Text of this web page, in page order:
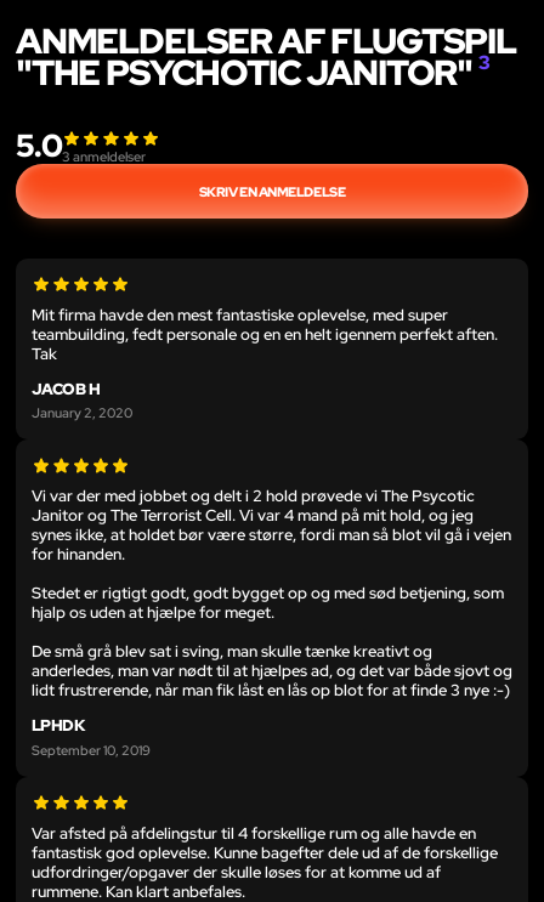
ANMELDELSER AF FLUGTSPIL
"THE PSYCHOTIC JANITOR" 3
5.03 anmeldelser
SKRIV EN ANMELDELSE
Mit firma havde den mest fantastiske oplevelse, med super
teambuilding, fedt personale og en en helt igennem perfekt aften.
Tak
JACOB H
January 2, 2020
Vi var der med jobbet og delt i 2 hold prøvede vi The Psycotic
Janitor og The Terrorist Cell. Vi var 4 mand på mit hold, og jeg
synes ikke, at holdet bør være større, fordi man så blot vil gå i vejen
for hinanden.
Stedet er rigtigt godt, godt bygget op og med sød betjening, som
hjalp os uden at hjælpe for meget.
De små grå blev sat i sving, man skulle tænke kreativt og
anderledes, man var nødt til at hjælpes ad, og det var både sjovt og
lidt frustrerende, når man fik låst en lås op blot for at finde 3 nye :-)
LPHDK
September 10, 2019
Var afsted på afdelingstur til 4 forskellige rum og alle havde en
fantastisk god oplevelse. Kunne bagefter dele ud af de forskellige
udfordringer/opgaver der skulle løses for at komme ud af
rummene. Kan klart anbefales.